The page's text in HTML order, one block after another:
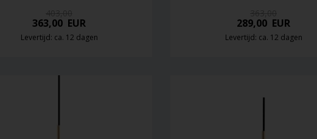
363,00 EUR
Levertijd: ca. 12 dagen
289,00 EUR
Levertijd: ca. 12 dagen